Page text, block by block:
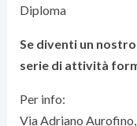
Diploma
Se diventi un
serie di attività
Per info:
Via Adriano Aurofino,